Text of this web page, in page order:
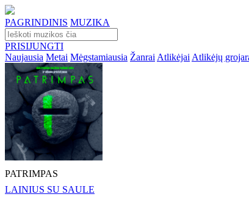
PAGRINDINIS MUZIKA
PRISIJUNGTI
Naujausia Metai Mėgstamiausia Žanrai Atlikėjai Atlikėjų
PATRIMPAS
LAINIUS SU SAULE